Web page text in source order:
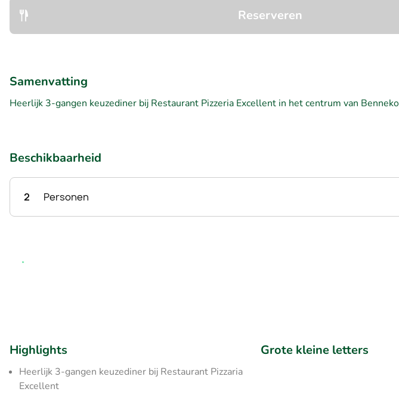
Reserveren
Samenvatting
Heerlijk 3-gangen keuzediner bij Restaurant Pizzeria Excellent in het centrum van
Beschikbaarheid
2 Personen
Highlights
Heerlijk 3-gangen keuzediner bij Restaurant Pizzaria
Excellent
Grote kleine letters